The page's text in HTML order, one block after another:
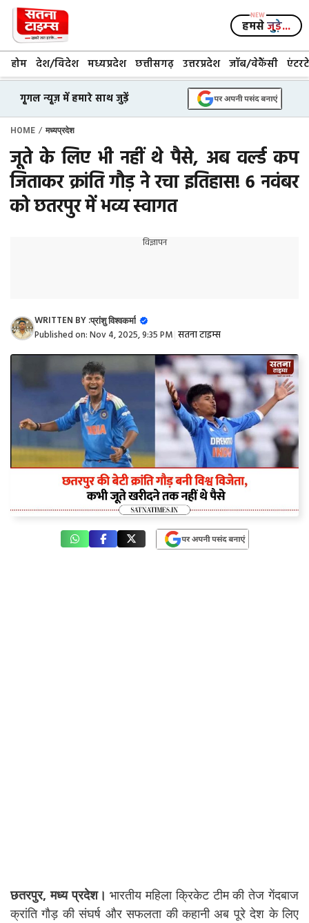
Skip
content
हमसेजुड़े...
होम देश/विदेश मध्यप्रदेश छत्तीसगढ़ उत्तरप्रदेश जॉब/वेकैंसी
गूगल न्यूज़ में हमारे साथ जुड़ें
HOME / मध्यप्रदेश
जूते के लिए भी नहीं थे पैसे, अब वर्ल्ड कप
जिताकर क्रांति गौड़ ने रचा इतिहास! 6 नवंबर
को छतरपुर में भव्य स्वागत
विज्ञापन
WRITTEN BY :प्रांशु विश्वकर्मा
Published on:Nov 4, 2025, 9:35 PM सतना टाइम्स
छतरपुर, मध्य प्रदेश। भारतीय महिला क्रिकेट टीम की तेज गेंदबाज
क्रांति गौड़ की संघर्ष और सफलता की कहानी अब पूरे देश के लिए